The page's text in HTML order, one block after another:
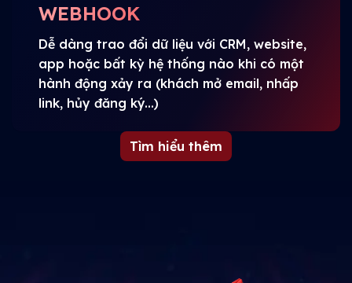
WEBHOOK
Dễ dàng trao đổi dữ liệu với CRM, website,
app hoặc bất kỳ hệ thống nào khi có một
hành động xảy ra (khách mở email, nhấp
link, hủy đăng ký...)
Tìm hiểu thêm